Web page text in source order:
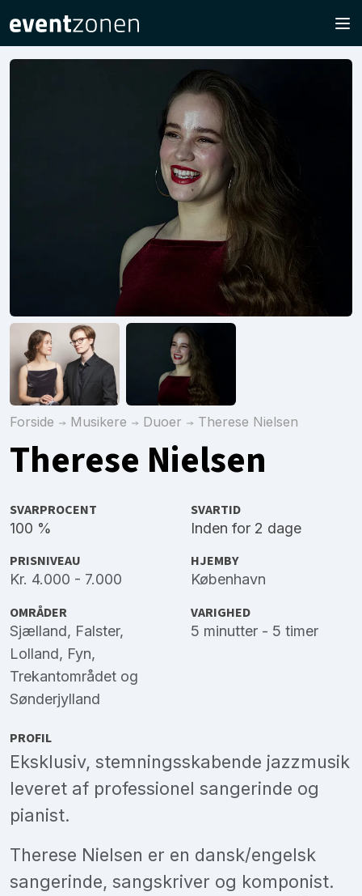
Forside Musikere Duoer Therese Nielsen
Therese Nielsen
SVARPROCENT
100 %
SVARTID
Inden for 2 dage
PRISNIVEAU
Kr. 4.000 - 7.000
HJEMBY
København
OMRÅDER
Sjælland, Falster,
Lolland, Fyn,
Trekantområdet og
Sønderjylland
VARIGHED
5 minutter - 5 timer
PROFIL
Eksklusiv, stemningsskabende jazzmusik
leveret af professionel sangerinde og
pianist.
Therese Nielsen er en dansk/engelsk
sangerinde, sangskriver og komponist.